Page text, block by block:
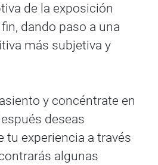
de la exposición
fin, dando paso a una
más subjetiva y
y concéntrate en
deseas
tu experiencia a través
algunas